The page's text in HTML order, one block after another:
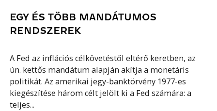
EGY ÉS TÖBB MANDÁTUMOS
RENDSZEREK
A Fed az inflációs célkövetéstől eltérő keretben, az
ún. kettős mandátum alapján akítja a monetáris
politikát. Az amerikai jegy-banktörvény 1977-es
kiegészítése három célt jelölt ki a Fed számára: a
teljes...